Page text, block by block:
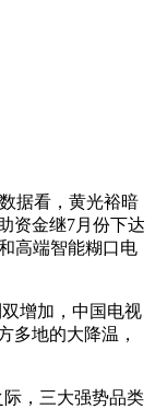
据看，黄光裕暗
资金继7月份下达
高端智能糊口电
增加，中国电视
多地的大降温，
，三大强势品类